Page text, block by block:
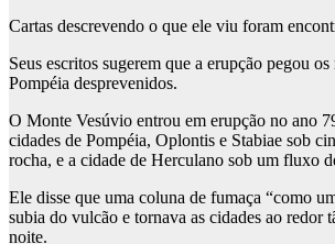
Cartas descrevendo o que ele viu foram
Seus escritos sugerem que a erupção pegou
Pompéia desprevenidos.
O Monte Vesúvio entrou em erupção no ano
cidades de Pompéia, Oplontis e Stabiae sob
rocha, e a cidade de Herculano sob um fluxo
Ele disse que uma coluna de fumaça “como
subia do vulcão e tornava as cidades ao redor
noite.